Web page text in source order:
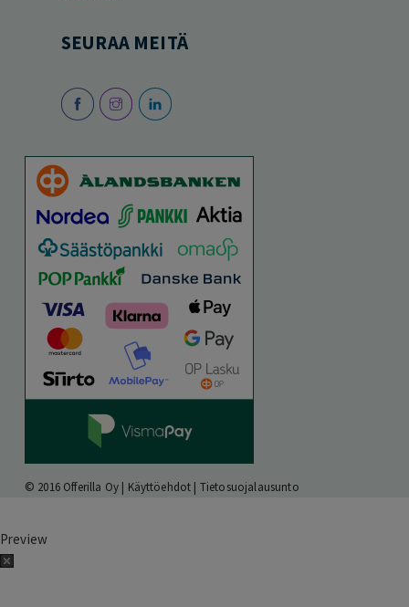
SEURAA MEITÄ
© 2016 Offerilla Oy | Käyttöehdot | Tietosuojalausunto
Preview